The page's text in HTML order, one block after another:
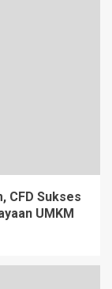
CFD Sukses
UMKM